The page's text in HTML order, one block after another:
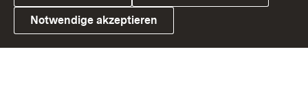
Link zum Landesportal
Notwendige akzeptieren